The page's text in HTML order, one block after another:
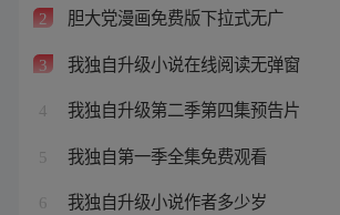
2 胆大党漫画免费版下拉式无广
3 我独自升级小说在线阅读无弹窗
4 我独自升级第二季第四集预告片
5 我独自第一季全集免费观看
6 我独自升级小说作者多少岁